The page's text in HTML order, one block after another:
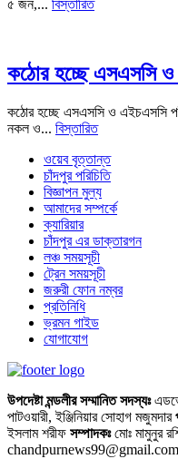
৫ জন,... বিস্তারিত
কঠোর হচ্ছে এসএসসি ও
কঠোর হচ্ছে এসএসসি ও এইচএসসি
নকল ও... বিস্তারিত
ওয়েব বৃত্তান্ত
চাঁদপুর পরিচিতি
বিজ্ঞাপন মুল্য
আমাদের সম্পর্কে
ক্যারিয়ার
চাঁদপুর এর ডাক্তারগন
লঞ্চ সময়সূচী
ট্রেন সময়সূচী
জরুরী ফোন নম্বর
প্রতিনিধি
ভ্রমন গাইড
যোগাযোগ
উপদেষ্টা মন্ডলীর সম্মানিত সদস্যঃ
পাটওয়ারী, ইঞ্জিনিয়ার সোহাগ মজুমদার
ইসলাম শরীফ সম্পাদকঃমোঃ মামুনুর
chandpurnews99@gmail.com